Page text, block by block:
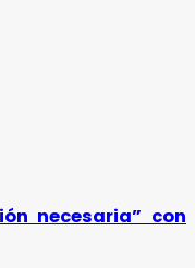
necesaria” con